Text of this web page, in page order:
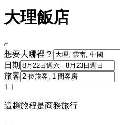
大理飯店
想要去哪裡？
日期
旅客
這趟旅程是商務旅行